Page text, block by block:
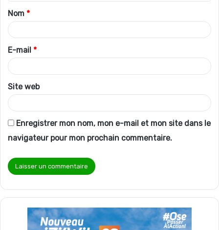
a
i
r
e
*
Nom *
E-mail *
Site web
Enregistrer mon nom, mon e-mail et mon site dans le
navigateur pour mon prochain commentaire.